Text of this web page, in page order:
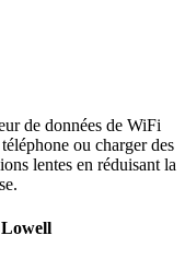
de données de WiFi
ou charger des
lentes en réduisant la